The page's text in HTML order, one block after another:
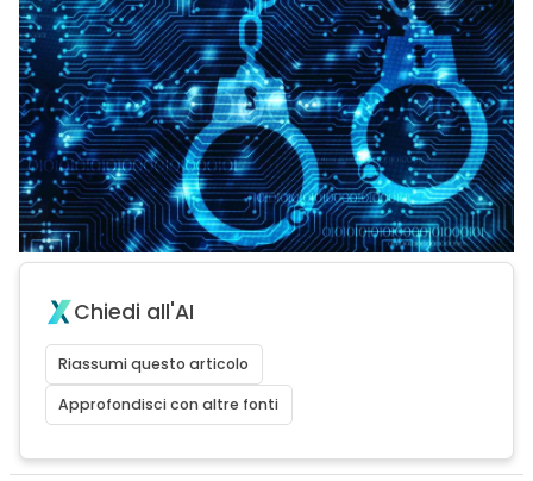
Chiedi all'AI
Riassumi questo articolo
Approfondisci con altre fonti